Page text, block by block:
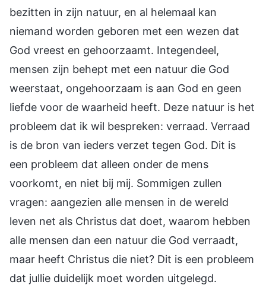
bezitten in zijn natuur, en al helemaal kan
niemand worden geboren met een wezen dat
God vreest en gehoorzaamt. Integendeel,
mensen zijn behept met een natuur die God
weerstaat, ongehoorzaam is aan God en geen
liefde voor de waarheid heeft. Deze natuur is het
probleem dat ik wil bespreken: verraad. Verraad
is de bron van ieders verzet tegen God. Dit is
een probleem dat alleen onder de mens
voorkomt, en niet bij mij. Sommigen zullen
vragen: aangezien alle mensen in de wereld
leven net als Christus dat doet, waarom hebben
alle mensen dan een natuur die God verraadt,
maar heeft Christus die niet? Dit is een probleem
dat jullie duidelijk moet worden uitgelegd.